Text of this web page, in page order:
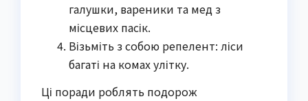
галушки, вареники та мед з
місцевих пасік.
Візьміть з собою репелент: ліси
багаті на комах улітку.
Ці поради роблять подорож